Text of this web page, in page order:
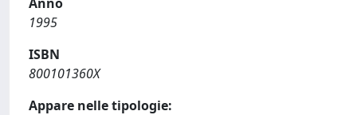
1995
ISBN
800101360X
Appare nelle tipologie: